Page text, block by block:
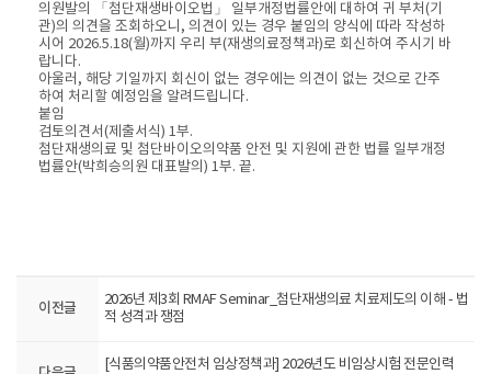
의원발의 「첨단재생바이오법」 일부개정법률안에 대하여 귀 부처(기
관)의 의견을 조회하오니, 의견이 있는 경우 붙임의 양식에 따라 작성하
시어 2026.5.18(월)까지 우리 부(재생의료정책과)로 회신하여 주시기 바
랍니다.
아울러, 해당 기일까지 회신이 없는 경우에는 의견이 없는 것으로 간주
하여 처리할 예정임을 알려드립니다.
붙임
검토의견서(제출서식) 1부.
첨단재생의료 및 첨단바이오의약품 안전 및 지원에 관한 법률 일부개정
법률안(박희승의원 대표발의) 1부. 끝.
이전글
2026년 제3회 RMAF Seminar_첨단재생의료 치료제도의 이해 - 법
적 성격과 쟁점
[식품의약품안전처 임상정책과] 2026년도 비임상시험 전문인력